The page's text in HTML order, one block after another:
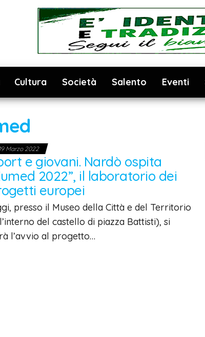
Cultura Società Salento Eventi
19 Marzo 2022
e giovani. Nardò ospita
2022”, il laboratorio dei
europei
presso il Museo della Città e del Territorio
del castello di piazza Battisti), si
l’avvio al progetto…